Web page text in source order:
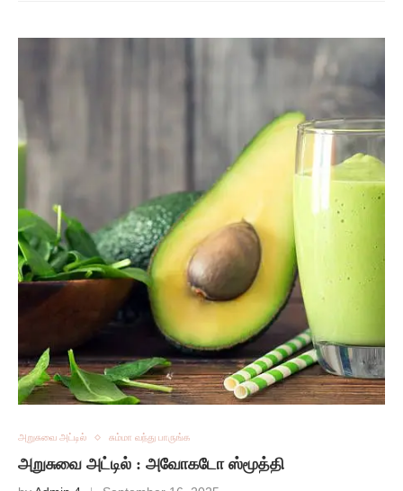
அறுசுவை அட்டில் சும்மா வந்து பாருங்க
அறுசுவை அட்டில் : அவோகடோ ஸ்மூத்தி